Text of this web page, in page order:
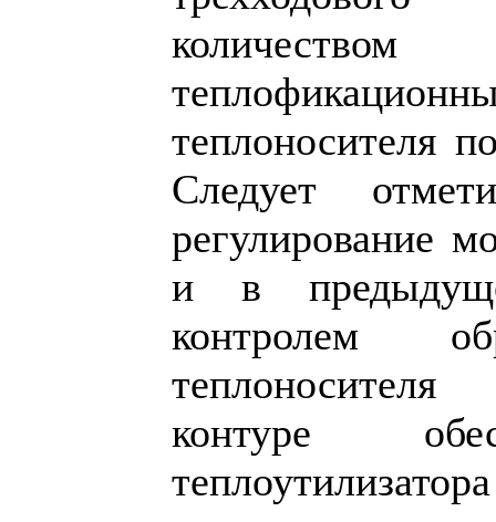
теплоносителя
Следует
регулирование
и в
контролем
контуре